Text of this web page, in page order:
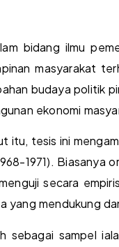
bidang ilmu
masyarakat
budaya politik
ekonomi
itu, tesis ini
1971).
secara
yang mendukung
sebagai sampel